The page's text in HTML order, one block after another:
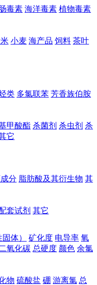
毒素 海洋毒素 植物毒素
小麦 海产品 饲料 茶叶
类 多氯联苯 芳香族伯胺
甲酸酯 杀菌剂 杀虫剂 杀
它
分 脂肪酸及其衍生物 其
套试剂 其它
体） 矿化度 电导率 氧
氧化碳 总硬度 颜色 余氯
物 硫酸盐 硼 游离氯 总